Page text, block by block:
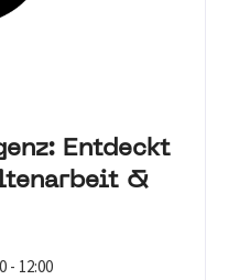
Entdeckt
&
- 12:00